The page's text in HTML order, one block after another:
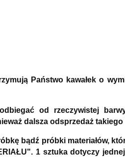
Państwo kawałek o
od rzeczywistej
dalsza odsprzedaż
bądź próbki materiałów,
1 sztuka dotyczy